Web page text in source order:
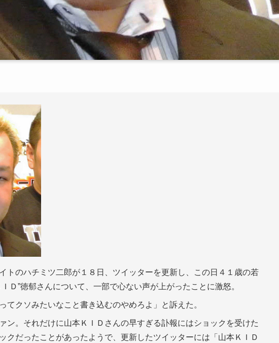
トのハチミツ二郎が１８日、ツイッターを更新し、この日４１歳の若
Ｄ”徳郁さんについて、一部で心ない声が上がったことに激怒。
てクソみたいなこと書き込むのやめろよ」と訴えた。
ン。それだけに山本ＫＩＤさんの早すぎる訃報にはショックを受けた
クだったことがあったようで、更新したツイッターには「山本ＫＩＤ